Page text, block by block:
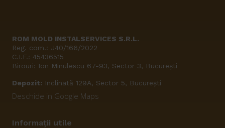
ROM MOLD INSTALSERVICES S.R.L.
Reg. com.: J40/166/2022
C.I.F.: 45436515
Birouri: Ion Minulescu 67-93, Sector 3, București
Depozit: Inclinată 129A, Sector 5, București
Deschide in Google Maps
Informații utile